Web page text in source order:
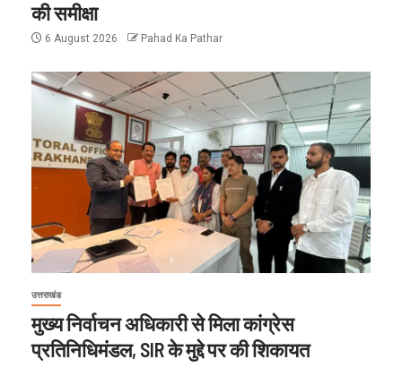
की समीक्षा
6 August 2026 Pahad Ka Pathar
उत्तराखंड
मुख्य निर्वाचन अधिकारी से मिला कांग्रेस
प्रतिनिधिमंडल, SIR के मुद्दे पर की शिकायत